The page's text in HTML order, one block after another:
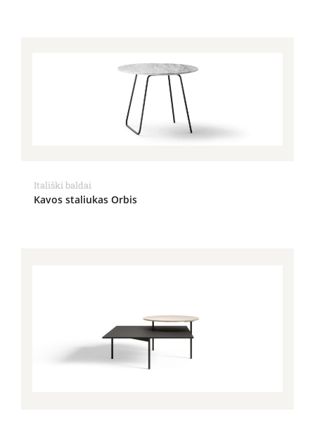
Itališki baldai
Kavos staliukas Orbis